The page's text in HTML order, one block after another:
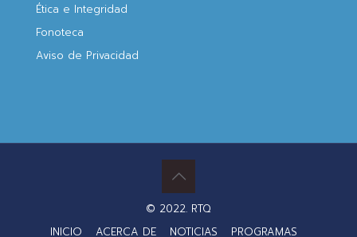
Ética e Integridad
Fonoteca
Aviso de Privacidad
© 2022. RTQ
INICIO
ACERCA DE NOTICIAS PROGRAMAS